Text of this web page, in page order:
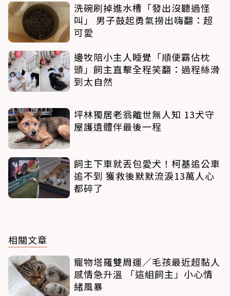
洗碗刷掉進水槽「發出沒聽過怪
叫」 男子鼓起勇氣撈出嗨翻：超
可愛
邊牧陪小主人睡覺「順便霸佔枕
頭」飼主直擊全程笑翻：過程絲滑
到太自然
坪林獨居老翁離世無人知 13犬守
屋護遺體伴最後一程
飼主下車就丟包愛犬！柯基追公車
追不到 獲救後默默流淚13萬人心
都碎了
相關文章
寵物塔羅雙周運／毛孩最近超黏人
感情急升溫 「這組飼主」小心情
緒風暴